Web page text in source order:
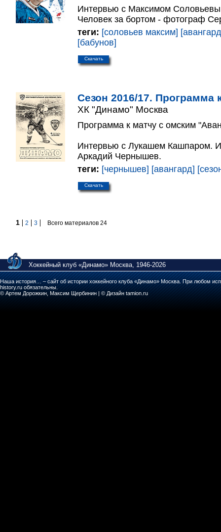
Интервью с Максимом
Человек за бортом - фотограф
теги: [соловьев максим]
[бабунов]
Скачать
Сезон 2016/17. Программа
ХК "Динамо" Москва
Программа к матчу с омским
Интервью с Лукашем Кашпаром.
Аркадий Чернышев.
теги: [чернышев] [авангард]
Скачать
1 2 3 Всего материалов 24
Хоккейный клуб «Динамо» Москва, 1946-2026
Наша история… – сайт об истории хоккейного клуба «Динамо» Москва. При любом
history.ru обязательны.
© Артем Дорожкин, Максим Щербинин | © Дизайн tamion.ru